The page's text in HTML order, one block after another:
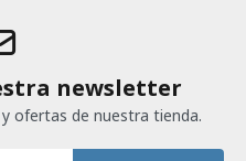
newsletter
ofertas de nuestra tienda.